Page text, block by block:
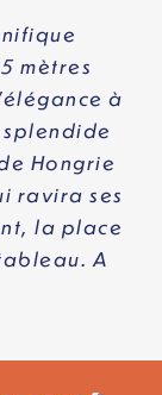
mètres
à
splendide
Hongrie
ravira ses
la place
A